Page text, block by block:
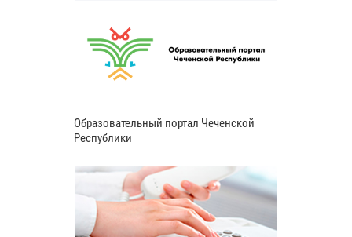
Образовательный портал Чеченской
Республики